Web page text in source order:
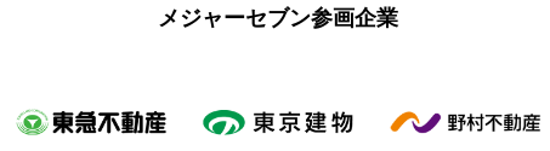
メジャーセブン参画企業